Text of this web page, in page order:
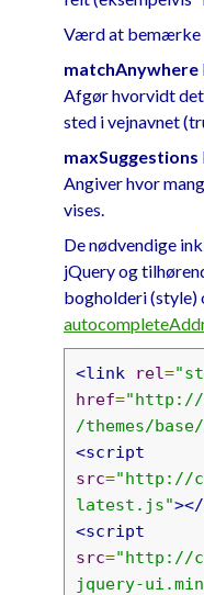
Værd at bemærke
matchAnywhere
Afgør hvorvidt
sted i vejnavnet
maxSuggestions
Angiver hvor
vises.
De nødvendige
jQuery og
bogholderi (style)
<link rel=
href="http://
/themes/
<script
src="http://
latest.js"
<script
src="http://
jquery-